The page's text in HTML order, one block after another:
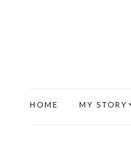
HOME MY STORY